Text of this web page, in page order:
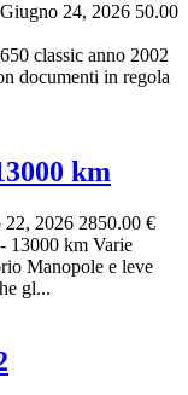
Giugno 24, 2026 50.00
classic anno 2002
documenti in regola
km
22, 2026 2850.00 €
13000 km Varie
Manopole e leve
gl...